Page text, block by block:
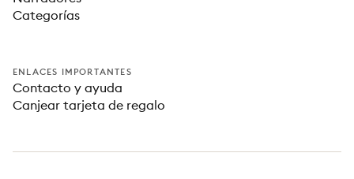
Categorías
ENLACES IMPORTANTES
Contacto y ayuda
Canjear tarjeta de regalo